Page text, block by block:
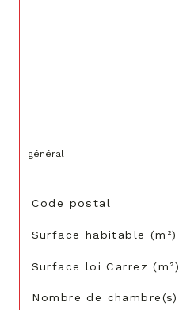
général
TRAD_SIROCCO_Caracteristique
Code postal
Surface habitable (m²)
Surface loi Carrez (m²)
Nombre de chambre(s)